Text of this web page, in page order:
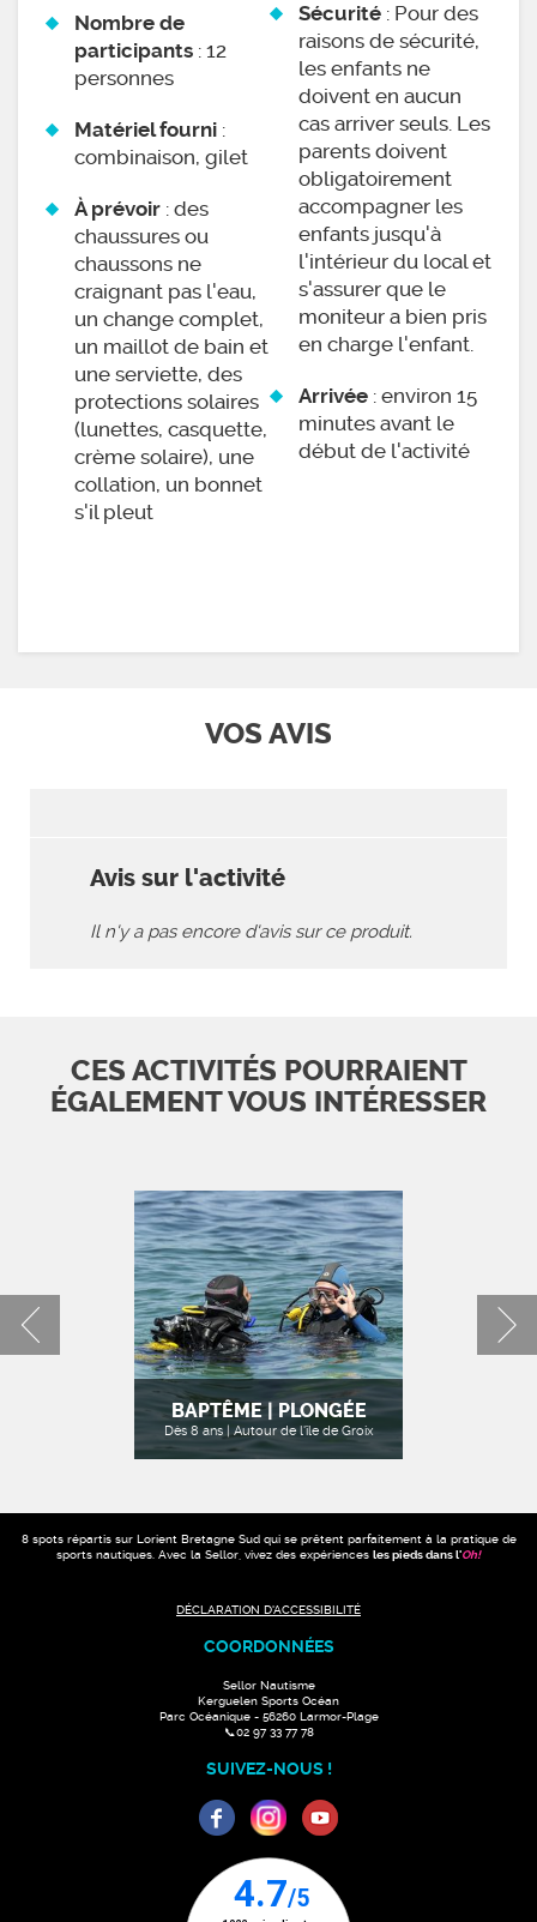
Nombre de
participants : 12
personnes
Matériel fourni :
combinaison, gilet
À prévoir : des
chaussures ou
chaussons ne
craignant pas l'eau,
un change complet,
un maillot de bain et
une serviette, des
protections solaires
(lunettes, casquette,
crème solaire), une
collation, un bonnet
s'il pleut
Sécurité : Pour des
raisons de sécurité,
les enfants ne
doivent en aucun
cas arriver seuls. Les
parents doivent
obligatoirement
accompagner les
enfants jusqu'à
l'intérieur du local et
s'assurer que le
moniteur a bien pris
en charge l'enfant.
Arrivée : environ 15
minutes avant le
début de l'activité
VOS AVIS
Avis sur l'activité
Il n'y a pas encore d'avis sur ce produit.
CES ACTIVITÉS POURRAIENT
ÉGALEMENT VOUS INTÉRESSER
BAPTÊME | PLONGÉE
Dès 8 ans | Autour de l'île de Groix
8 spots répartis sur Lorient Bretagne Sud qui se prêtent parfaitement à la pratique de
sports nautiques. Avec la Sellor, vivez des expériences les pieds dans l'Oh!
DÉCLARATION D'ACCESSIBILITÉ
COORDONNÉES
Sellor Nautisme
Kerguelen Sports Océan
Parc Océanique - 56260 Larmor-Plage
📞02 97 33 77 78
SUIVEZ-NOUS !